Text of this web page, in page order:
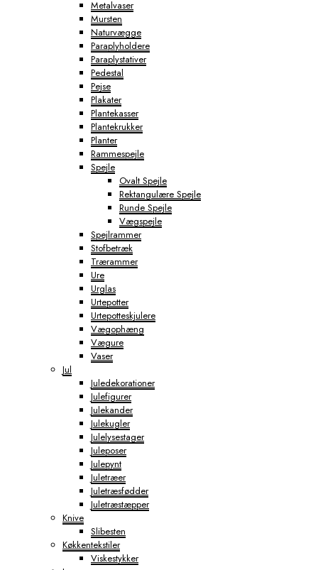
Metalvaser
Mursten
Naturvægge
Paraplyholdere
Paraplystativer
Pedestal
Pejse
Plakater
Plantekasser
Plantekrukker
Planter
Rammespejle
Spejle
Ovalt Spejle
Rektangulære Spejle
Runde Spejle
Vægspejle
Spejlrammer
Stofbetræk
Trærammer
Ure
Urglas
Urtepotter
Urtepotteskjulere
Vægophæng
Vægure
Vaser
Jul
Juledekorationer
Julefigurer
Julekander
Julekugler
Julelysestager
Juleposer
Julepynt
Juletræer
Juletræsfødder
Juletræstæpper
Knive
Slibesten
Køkkentekstiler
Viskestykker